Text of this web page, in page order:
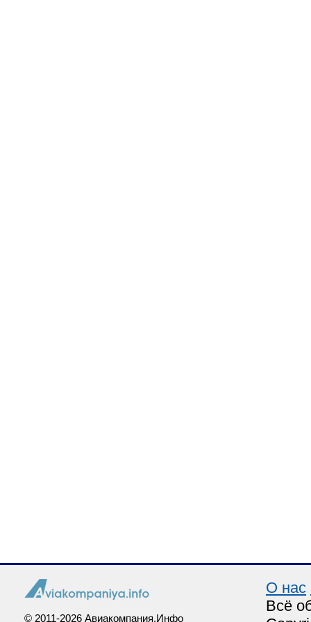
© 2011-2026 Авиакомпания.Инфо
О нас
Всё